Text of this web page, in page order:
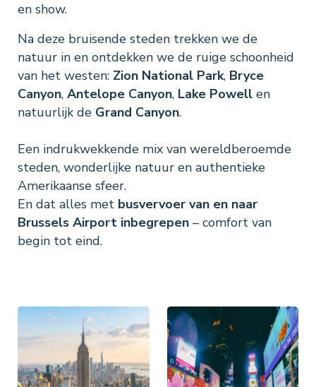
en show.
Na deze bruisende steden trekken we de
natuur in en ontdekken we de ruige schoonheid
van het westen: Zion National Park, Bryce
Canyon, Antelope Canyon, Lake Powell en
natuurlijk de Grand Canyon.
Een indrukwekkende mix van wereldberoemde
steden, wonderlijke natuur en authentieke
Amerikaanse sfeer.
En dat alles met busvervoer van en naar
Brussels Airport inbegrepen – comfort van
begin tot eind.